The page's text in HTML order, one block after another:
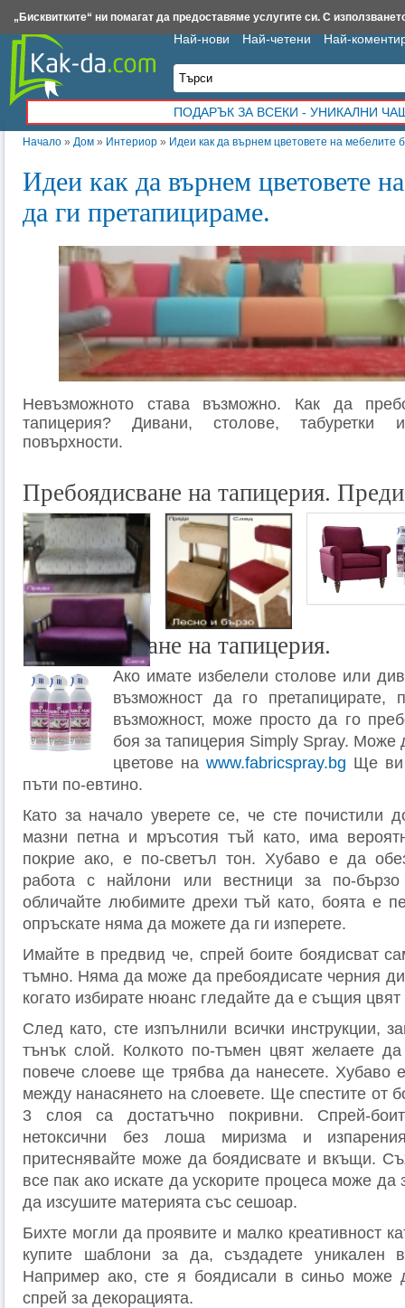
Начало » Дом » Интериор » Идеи как да върнем цветовете на мебелите
Идеи как да върнем цветовете
да ги претапицираме.
Невъзможното става възможно. Как да
тапицерия? Дивани, столове, табуретки
повърхности.
Пребоядисване на тапицерия.
Пребоядисване на тапицерия.
Ако имате избелели столове или
възможност да го претапицирате,
възможност, може просто да го
боя за тапицерия Simply Spray. Moже
цветове на www.fabricspray.bg Ще ви
пъти по-евтино.
Като за начало уверете се, че сте почистили
мазни петна и мръсотия тъй като, има
покрие ако, е по-светъл тон. Хубаво е да
работа с найлони или вестници за по-
обличайте любимите дрехи тъй като, боята е
опръскате няма да можете да ги изперете.
Имайте в предвид че, спрей боите боядисват
тъмно. Няма да може да пребоядисате черния
когато избирате нюанс гледайте да е същия
След като, сте изпълнили всички инструкции,
тънък слой. Колкото по-тъмен цвят желаете да
повече слоеве ще трябва да нанесете. Хубаво
между нанасянето на слоевете. Ще спестите от
3 слоя са достатъчно покривни. Спрей-
нетоксични без лоша миризма и
притеснявайте може да боядисвате и вкъщи.
все пак ако искате да ускорите процеса може да
да изсушите материята със сешоар.
Бихте могли да проявите и малко креативност
купите шаблони за да, създадете уникален
Например ако, сте я боядисали в синьо може
спрей за декорацията.
Най-нови Най-четени Най-
ПОДАРЪК ЗА ВСЕКИ - УНИКАЛНИ
Insert.bg Framar.bg Kak-da.com Iztochnik.com BauBau.bg NewAge.bg
„Бисквитките“ ни помагат да предоставяме услугите си. С